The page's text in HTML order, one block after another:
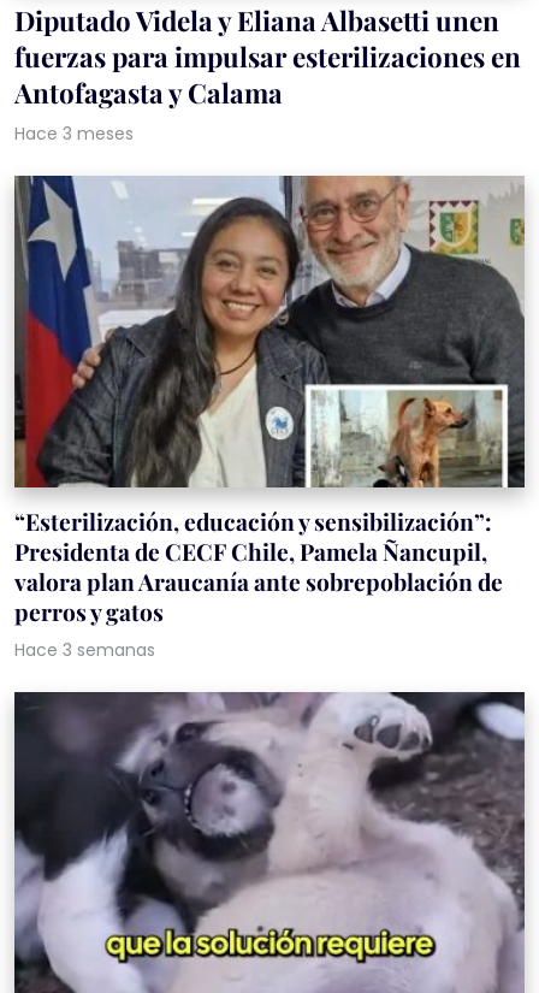
Diputado Videla y Eliana Albasetti unen
fuerzas para impulsar esterilizaciones en
Antofagasta y Calama
Hace 3 meses
“Esterilización, educación y sensibilización”:
Presidenta de CECF Chile, Pamela Ñancupil,
valora plan Araucanía ante sobrepoblación de
perros y gatos
Hace 3 semanas